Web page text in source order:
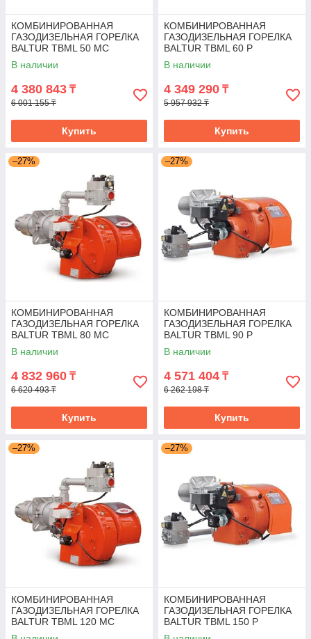
КОМБИНИРОВАННАЯ
ГАЗОДИЗЕЛЬНАЯ ГОРЕЛКА
BALTUR TBML 50 MC
В наличии
4 380 843 ₸
6 001 155 ₸
Купить
КОМБИНИРОВАННАЯ
ГАЗОДИЗЕЛЬНАЯ ГОРЕЛКА
BALTUR TBML 60 P
В наличии
4 349 290 ₸
5 957 932 ₸
Купить
–27%
КОМБИНИРОВАННАЯ
ГАЗОДИЗЕЛЬНАЯ ГОРЕЛКА
BALTUR TBML 80 MC
В наличии
4 832 960 ₸
6 620 493 ₸
Купить
–27%
КОМБИНИРОВАННАЯ
ГАЗОДИЗЕЛЬНАЯ ГОРЕЛКА
BALTUR TBML 90 P
В наличии
4 571 404 ₸
6 262 198 ₸
Купить
–27%
КОМБИНИРОВАННАЯ
ГАЗОДИЗЕЛЬНАЯ ГОРЕЛКА
BALTUR TBML 120 MC
–27%
КОМБИНИРОВАННАЯ
ГАЗОДИЗЕЛЬНАЯ ГОРЕЛКА
BALTUR TBML 150 P